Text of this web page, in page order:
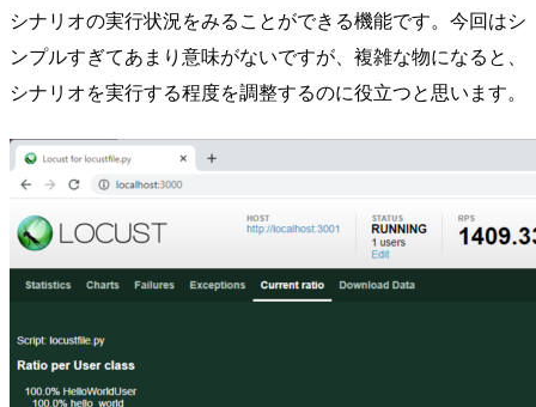
シナリオの実行状況をみることができる機能です。今回はシ
ンプルすぎてあまり意味がないですが、複雑な物になると、
シナリオを実行する程度を調整するのに役立つと思います。